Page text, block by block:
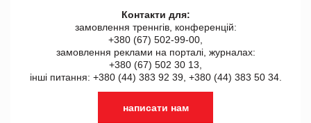
Контакти для:
замовлення треннгів, конференцій:
+380 (67) 502-99-00,
замовлення реклами на порталі, журналах:
+380 (67) 502 30 13,
інші питання: +380 (44) 383 92 39, +380 (44) 383 50 34.
написати нам